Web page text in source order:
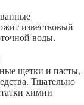
известковый
воды.
щетки и пасты,
Тщательно
химии